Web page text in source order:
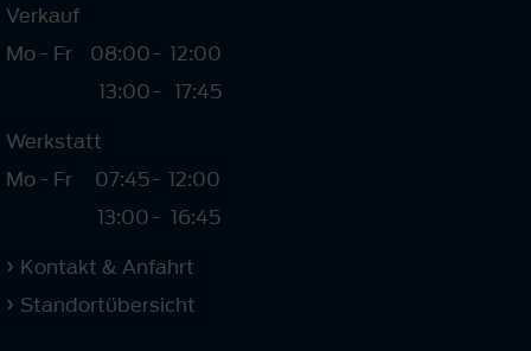
Verkauf
Mo - Fr
08:00
13:00
-
-
12:00
17:45
Werkstatt
Mo - Fr
07:45
13:00
-
-
12:00
16:45
Kontakt & Anfahrt
Standortübersicht